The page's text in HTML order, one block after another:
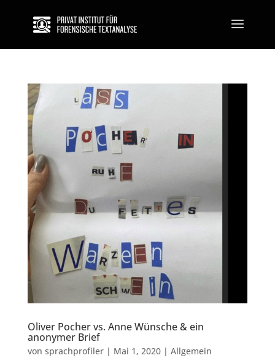
Oliver Pocher vs. Anne Wünsche & ein
anonymer Brief
von sprachprofiler| Mai 1, 2020| Allgemein